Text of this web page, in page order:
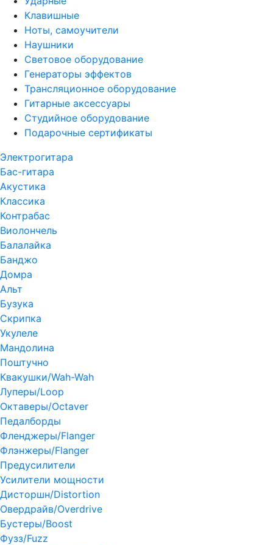
Клавишные
Ноты, самоучители
Наушники
Световое оборудование
Генераторы эффектов
Трансляционное оборудование
Гитарные аксессуары
Студийное оборудование
Подарочные сертификаты
Электрогитара
Бас-гитара
Акустика
Классика
Контрабас
Виолончель
Балалайка
Банджо
Домра
Альт
Бузука
Скрипка
Укулеле
Мандолина
Поштучно
Квакушки/Wah-Wah
Луперы/Loop
Октаверы/Octaver
Педалборды
Фленджеры/Flanger
Флэнжеры/Flanger
Предусилители
Усилители мощности
Дисторшн/Distortion
Овердрайв/Overdrive
Бустеры/Boost
Фузз/Fuzz